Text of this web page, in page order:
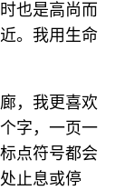
也是高尚而
。我用生命
，我更喜欢
字，一页一
点符号都会
止息或停